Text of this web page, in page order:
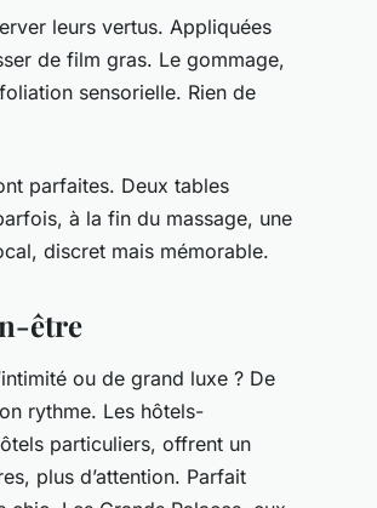
leurs vertus. Appliquées
de film gras. Le gommage,
sensorielle. Rien de
parfaites. Deux tables
à la fin du massage, une
discret mais mémorable.
être
ou de grand luxe ? De
rythme. Les hôtels-
particuliers, offrent un
plus d’attention. Parfait